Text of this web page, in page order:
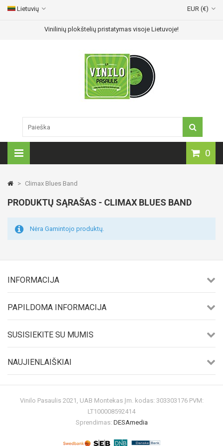
Vinilinių plokštelių pristatymas visoje Lietuvoje!
EUR (€)
Lietuvių
0
> Climax Blues Band
PRODUKTŲ SĄRAŠAS - CLIMAX BLUES BAND
Nėra Gamintojo produktų.
INFORMACIJA
PAPILDOMA INFORMACIJA
SUSISIEKITE SU MUMIS
NAUJIENLAIŠKIAI
Vinilo Pasaulis 2021, UAB Montekas Įm. kodas: 303303176 PVM:
LT100008592414
Sprendimas: DESAmedia